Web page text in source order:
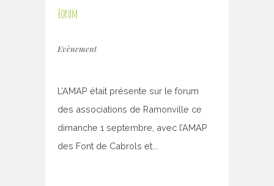
Forum
Evènement
L’AMAP était présente sur le forum
des associations de Ramonville ce
dimanche 1 septembre, avec l’AMAP
des Font de Cabrols et...